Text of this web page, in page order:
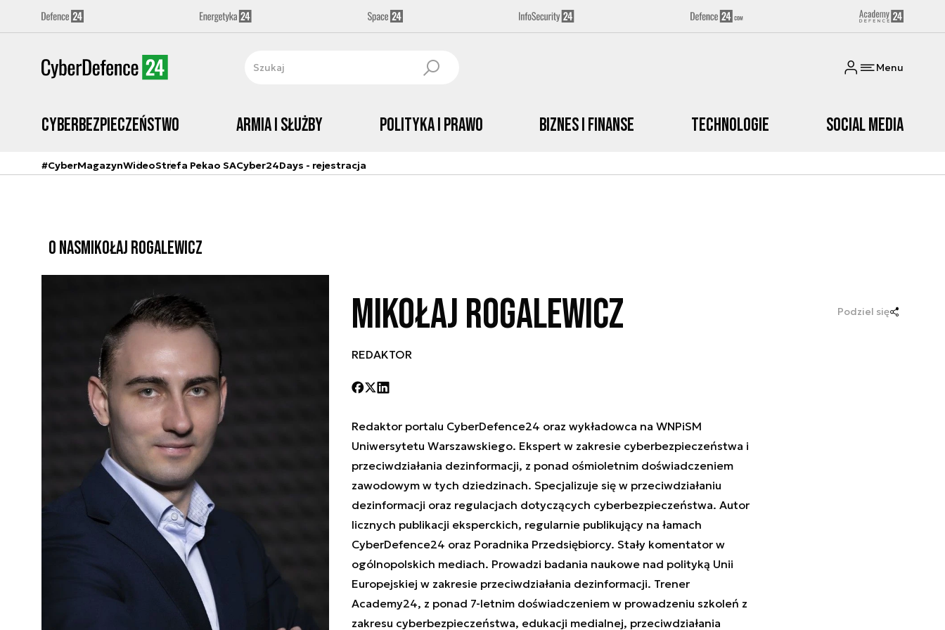
Menu
Cyberbezpieczeństwo Armia i Służby Polityka i prawo Biznes i Finanse Technologie Social media
#CyberMagazynWideoStrefa Pekao SACyber24Days - rejestracja
O NASMIKOŁAJ ROGALEWICZ
Mikołaj Rogalewicz
REDAKTOR
Redaktor portalu CyberDefence24 oraz wykładowca na WNPiSM
Uniwersytetu Warszawskiego. Ekspert w zakresie cyberbezpieczeństwa i
przeciwdziałania dezinformacji, z ponad ośmioletnim doświadczeniem
zawodowym w tych dziedzinach. Specjalizuje się w przeciwdziałaniu
dezinformacji oraz regulacjach dotyczących cyberbezpieczeństwa. Autor
licznych publikacji eksperckich, regularnie publikujący na łamach
CyberDefence24 oraz Poradnika Przedsiębiorcy. Stały komentator w
ogólnopolskich mediach. Prowadzi badania naukowe nad polityką Unii
Europejskiej w zakresie przeciwdziałania dezinformacji. Trener
Academy24, z ponad 7-letnim doświadczeniem w prowadzeniu szkoleń z
zakresu cyberbezpieczeństwa, edukacji medialnej, przeciwdziałania
Podziel się